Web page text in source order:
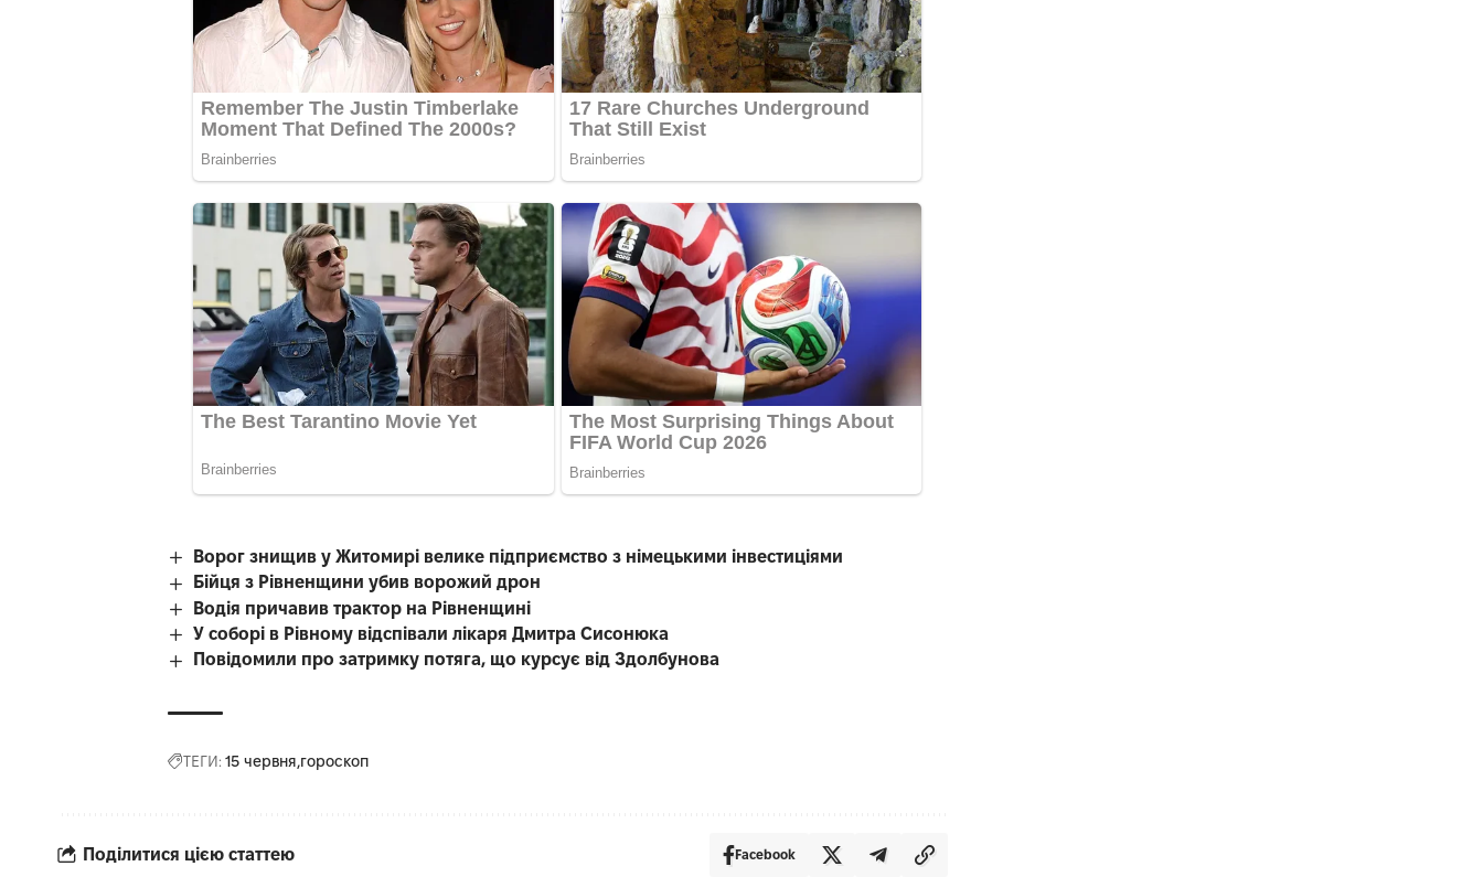
Ворог знищив у Житомирі велике підприємство з німецькими інвестиціями
Бійця з Рівненщини убив ворожий дрон
Водія причавив трактор на Рівненщині
У соборі в Рівному відспівали лікаря Дмитра Сисонюка
Повідомили про затримку потяга, що курсує від Здолбунова
ТЕГИ: 15 червня гороскоп
Поділитися цією статтею Facebook